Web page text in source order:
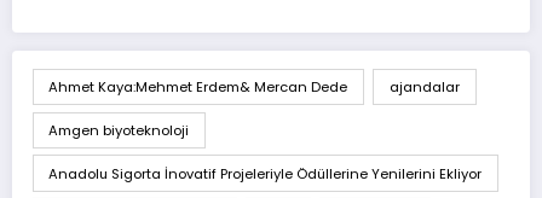
Ahmet Kaya:Mehmet Erdem& Mercan Dede ajandalar
Amgen biyoteknoloji
Anadolu Sigorta İnovatif Projeleriyle Ödüllerine Yenilerini Ekliyor